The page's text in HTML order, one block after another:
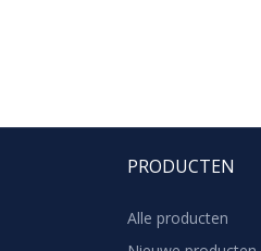
PRODUCTEN
Alle producten